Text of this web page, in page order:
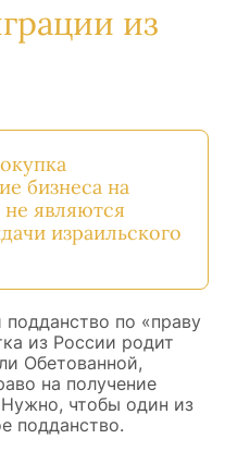
из
бизнеса на
являются
израильского
подданство по «праву
из России родит
Обетованной,
на получение
Нужно, чтобы один из
подданство.